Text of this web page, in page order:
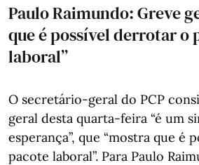
Paulo Raimundo: Greve
que é possível derrotar o
laboral”
O secretário-geral do PCP
geral desta quarta-feira “é um
esperança”, que “mostra que é
pacote laboral”. Para Paulo